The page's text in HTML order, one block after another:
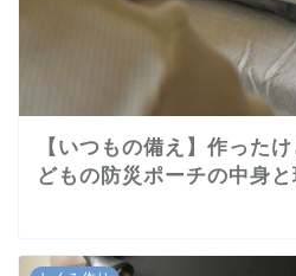
【いつもの備え】作った
どもの防災ポーチの中身